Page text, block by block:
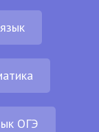
ОГЭ